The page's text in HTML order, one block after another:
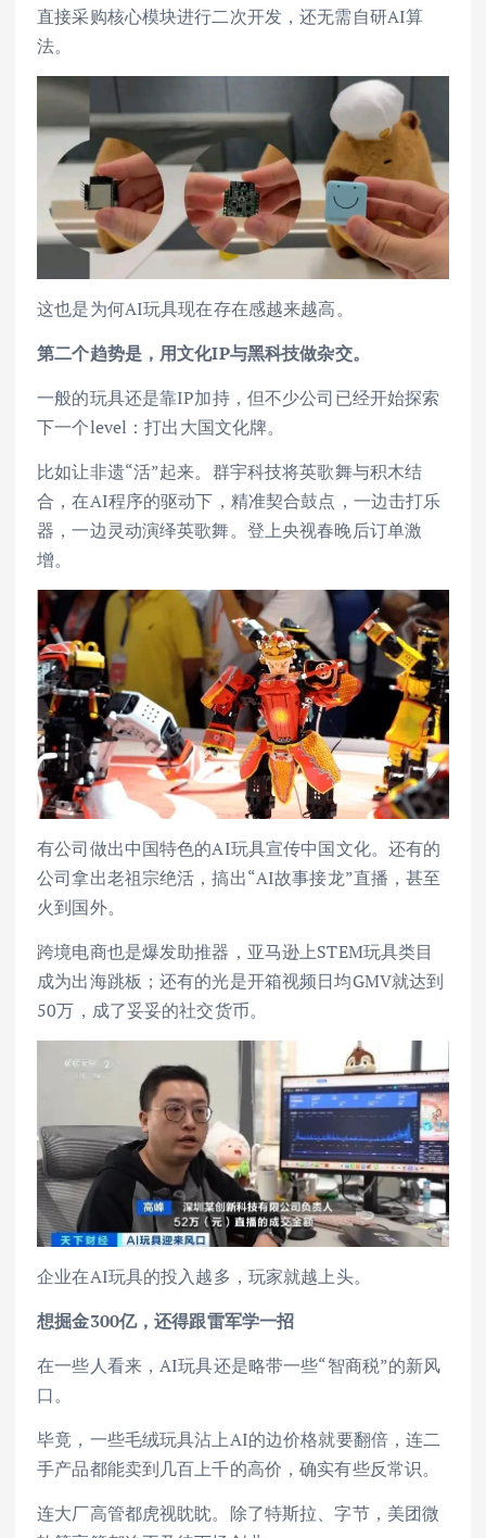
直接采购核心模块进行二次开发，还无需自研AI算
法。
这也是为何AI玩具现在存在感越来越高。
第二个趋势是，用文化IP与黑科技做杂交。
一般的玩具还是靠IP加持，但不少公司已经开始探索
下一个level：打出大国文化牌。
比如让非遗“活”起来。群宇科技将英歌舞与积木结
合，在AI程序的驱动下，精准契合鼓点，一边击打乐
器，一边灵动演绎英歌舞。登上央视春晚后订单激
增。
有公司做出中国特色的AI玩具宣传中国文化。还有的
公司拿出老祖宗绝活，搞出“AI故事接龙”直播，甚至
火到国外。
跨境电商也是爆发助推器，亚马逊上STEM玩具类目
成为出海跳板；还有的光是开箱视频日均GMV就达到
50万，成了妥妥的社交货币。
企业在AI玩具的投入越多，玩家就越上头。
想掘金300亿，还得跟雷军学一招
在一些人看来，AI玩具还是略带一些“智商税”的新风
口。
毕竟，一些毛绒玩具沾上AI的边价格就要翻倍，连二
手产品都能卖到几百上千的高价，确实有些反常识。
连大厂高管都虎视眈眈。除了特斯拉、字节，美团微